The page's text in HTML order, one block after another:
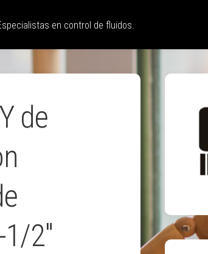
en control de fluidos.
de
2″